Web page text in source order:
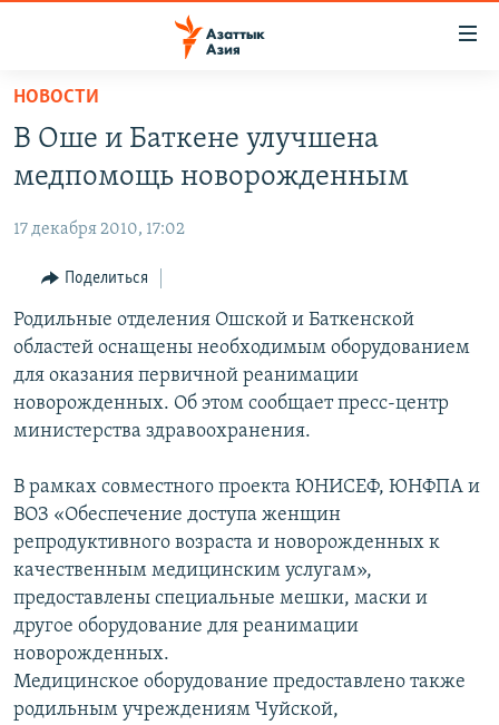
Вернуться
основному
содержанию
навигации
Вернутся
поиску
УЗБЕКИСТАН
ТАДЖИКИСТАН
НА ДРУГИХ ЯЗЫКАХ
ҚАЗАҚША
КЫРГЫЗЧА
ТОҶИКӢ
TÜRKMENÇE
Все сайты РСЕ/РС
НОВОСТИ
В Оше и Баткене улучшена
медпомощь новорожденным
17 декабря 2010, 17:02
Поделиться
Родильные отделения Ошской и Баткенской
областей оснащены необходимым оборудованием
для оказания первичной реанимации
новорожденных. Об этом сообщает пресс-центр
министерства здравоохранения.
В рамках совместного проекта ЮНИСЕФ, ЮНФПА и
ВОЗ «Обеспечение доступа женщин
репродуктивного возраста и новорожденных к
качественным медицинским услугам»,
предоставлены специальные мешки, маски и
другое оборудование для реанимации
новорожденных.
Медицинское оборудование предоставлено также
родильным учреждениям Чуйской,